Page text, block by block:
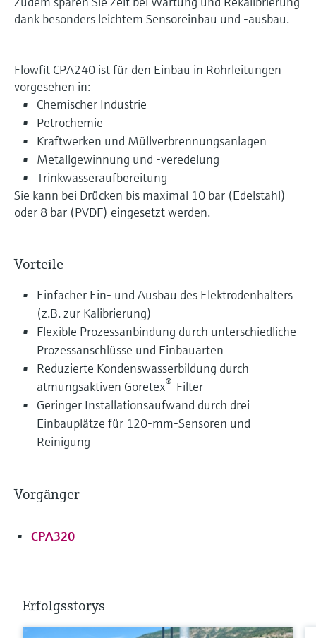
dank besonders leichtem Sensoreinbau und -ausbau.
Flowfit CPA240 ist für den Einbau in Rohrleitungen
vorgesehen in:
Chemischer Industrie
Petrochemie
Kraftwerken und Müllverbrennungsanlagen
Metallgewinnung und -veredelung
Trinkwasseraufbereitung
Sie kann bei Drücken bis maximal 10 bar (Edelstahl)
oder 8 bar (PVDF) eingesetzt werden.
Vorteile
Einfacher Ein- und Ausbau des Elektrodenhalters
(z.B. zur Kalibrierung)
Flexible Prozessanbindung durch unterschiedliche
Prozessanschlüsse und Einbauarten
Reduzierte Kondenswasserbildung durch
atmungsaktiven Goretex®-Filter
Geringer Installationsaufwand durch drei
Einbauplätze für 120-mm-Sensoren und
Reinigung
Vorgänger
CPA320
Erfolgsstorys